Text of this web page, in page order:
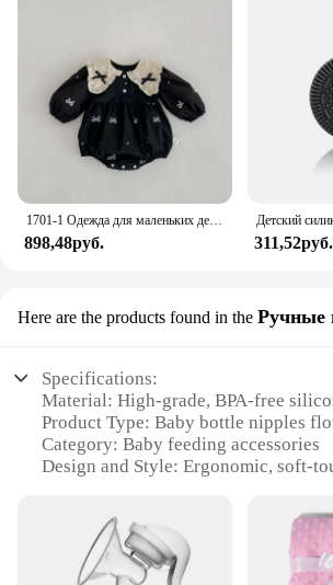
898,48руб. 311,52руб.
Here are the products found in the Ручные
Specifications:
Material: High-grade, BPA-free
Product Type: Baby bottle nipples
Category: Baby feeding accessories
Design and Style: Ergonomic, soft-
Usage and Purpose: Designed for
from breast to bottle
Typical Adaptive Scenario: Suitable
and infants